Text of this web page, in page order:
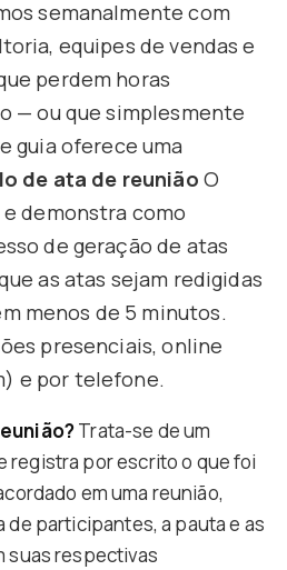
semanalmente com
equipes de vendas e
perdem horas
— ou que simplesmente
guia oferece uma
de ata de reunião O
demonstra como
de geração de atas
as atas sejam redigidas
menos de 5 minutos.
presenciais, online
e por telefone.
Trata-se de um
registra por escrito o que foi
em uma reunião,
de participantes, a pauta e as
suas respectivas